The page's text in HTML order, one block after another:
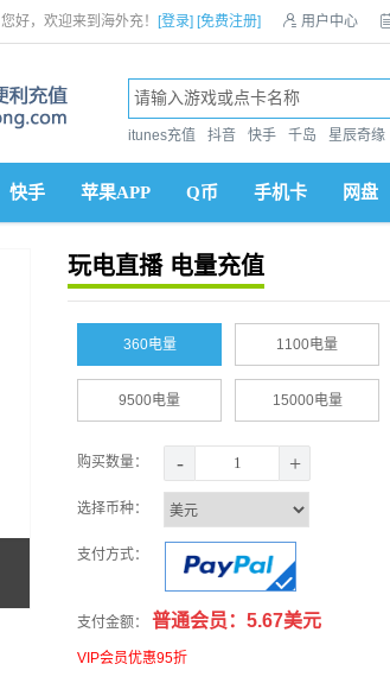
您好，欢迎来到海外充！ [登录] [免费注册]  用户中心
itunes充值 抖音 快手 千岛 星辰奇缘
快手 苹果APP Q币 手机卡 网盘
玩电直播 电量充值
360电量 1100电量
9500电量 15000电量
购买数量： - +
选择币种：
支付方式：
支付金额： 普通会员：5.67美元
VIP会员优惠95折